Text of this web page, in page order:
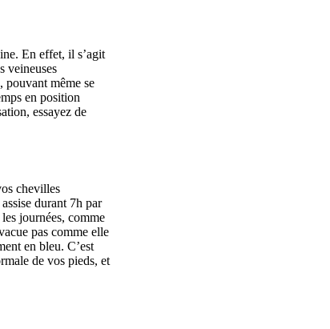
En effet, il s’agit
veineuses
pouvant même se
en position
essayez de
chevilles
durant 7h par
journées, comme
pas comme elle
en bleu. C’est
de vos pieds, et